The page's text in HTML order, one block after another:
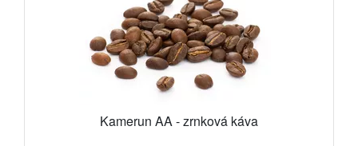
Kamerun AA - zrnková káva